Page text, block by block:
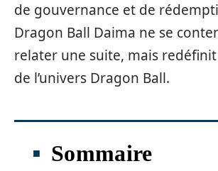
de gouvernance et de
Dragon Ball Daima ne se
relater une suite, mais
de l’univers Dragon Ball.
Sommaire